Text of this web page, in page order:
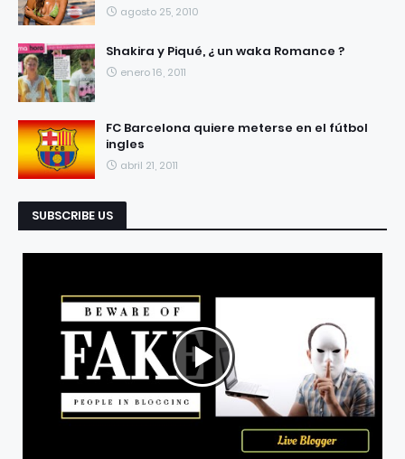
agosto 25, 2010
Shakira y Piqué, ¿ un waka Romance ?
enero 16, 2011
FC Barcelona quiere meterse en el fútbol
ingles
abril 21, 2011
SUBSCRIBE US